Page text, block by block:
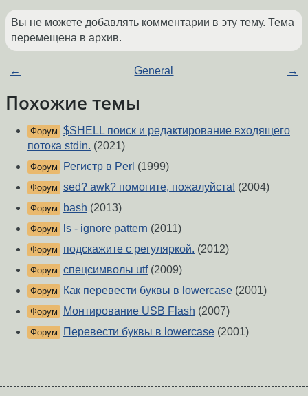
Вы не можете добавлять комментарии в эту тему. Тема
перемещена в архив.
← General →
Похожие темы
Форум $SHELL поиск и редактирование входящего
потока stdin. (2021)
Форум Регистр в Perl (1999)
Форум sed? awk? помогите, пожалуйста! (2004)
Форум bash (2013)
Форум ls - ignore pattern (2011)
Форум подскажите с регуляркой. (2012)
Форум спецсимволы utf(2009)
Форум Как перевести буквы в lowercase (2001)
Форум Монтирование USB Flash (2007)
Форум Перевести буквы в lowercase (2001)